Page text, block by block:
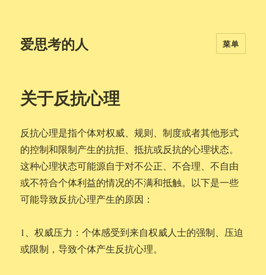
爱思考的人 菜单
关于反抗心理
反抗心理是指个体对权威、规则、制度或者其他形式
的控制和限制产生的抗拒、抵抗或反抗的心理状态。
这种心理状态可能源自于对不公正、不合理、不自由
或不符合个体利益的情况的不满和抵触。以下是一些
可能导致反抗心理产生的原因：
1、权威压力：个体感受到来自权威人士的强制、压迫
或限制，导致个体产生反抗心理。